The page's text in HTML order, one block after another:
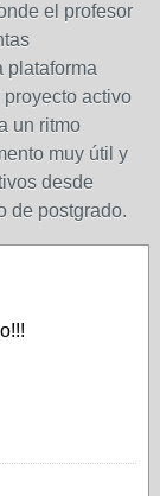
el profesor
plataforma
activo
un ritmo
muy útil y
desde
de postgrado.